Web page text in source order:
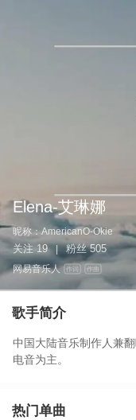
Elena-艾琳娜
昵称：AmericanO-Okie
关注 19 | 粉丝 505
网易音乐人 作词 作曲
歌手简介
中国大陆音乐制作人兼
电音为主。
热门单曲